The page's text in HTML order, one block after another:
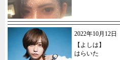
2022年10月12日
【よしは】
はらいた